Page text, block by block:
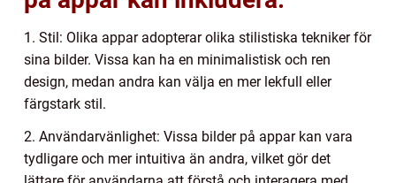
1. Stil: Olika appar adopterar olika stilistiska tekniker för
sina bilder. Vissa kan ha en minimalistisk och ren
design, medan andra kan välja en mer lekfull eller
färgstark stil.
2. Användarvänlighet: Vissa bilder på appar kan vara
tydligare och mer intuitiva än andra, vilket gör det